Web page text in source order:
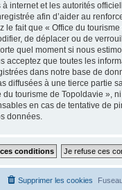
internet et les autorités
afin d’aider au
le fait que « Office du
de déplacer ou de
quel moment si nous
acceptez que toutes les
dans notre base de
diffusées à une tierce partie
du tourisme de Topoldavie »,
en cas de tentative de
données.
Supprimer les cookies